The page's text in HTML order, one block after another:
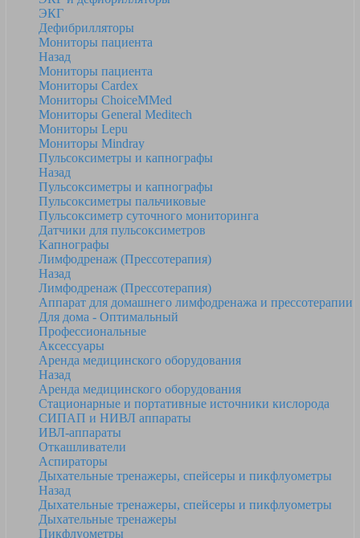
ЭКГ
Дефибрилляторы
Мониторы пациента
Назад
Мониторы пациента
Мониторы Cardex
Мониторы ChoiceMMed
Мониторы General Meditech
Мониторы Lepu
Мониторы Mindray
Пульсоксиметры и капнографы
Назад
Пульсоксиметры и капнографы
Пульсоксиметры пальчиковые
Пульсоксиметр суточного мониторинга
Датчики для пульсоксиметров
Kапнографы
Лимфодренаж (Прессотерапия)
Назад
Лимфодренаж (Прессотерапия)
Аппарат для домашнего лимфодренажа и прессотерапии
Для дома - Оптимальный
Профессиональные
Аксессуары
Аренда медицинского оборудования
Назад
Аренда медицинского оборудования
Стационарные и портативные источники кислорода
СИПАП и НИВЛ аппараты
ИВЛ-аппараты
Откашливатели
Аспираторы
Дыхательные тренажеры, спейсеры и пикфлуометры
Назад
Дыхательные тренажеры, спейсеры и пикфлуометры
Дыхательные тренажеры
Пикфлуометры